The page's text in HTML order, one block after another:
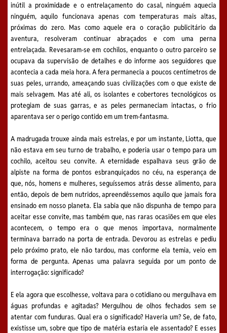
inútil a proximidade e o entrelaçamento do casal, ninguém aquecia
ninguém, aquilo funcionava apenas com temperaturas mais altas,
próximas do zero. Mas como aquele era o coração publicitário da
aventura, resolveram continuar abraçados e com uma perna
entrelaçada. Revesaram-se em cochilos, enquanto o outro parceiro se
ocupava da supervisão de detalhes e do informe aos seguidores que
acontecia a cada meia hora. A fera permanecia a poucos centímetros de
suas peles, urrando, ameaçando suas civilizações com o que existe de
mais selvagem. Mas até ali, os isolantes e cobertores tecnológicos os
protegiam de suas garras, e as peles permaneciam intactas, o frio
aparentava ser o perigo contido em um trem-fantasma.
A madrugada trouxe ainda mais estrelas, e por um instante, Liotta, que
não estava em seu turno de trabalho, e poderia usar o tempo para um
cochilo, aceitou seu convite. A eternidade espalhava seus grão de
alpiste na forma de pontos esbranquiçados no céu, na esperança de
que, nós, homens e mulheres, seguíssemos atrás desse alimento, para
então, depois de bem nutridos, apreendêssemos aquilo que jamais fora
ensinado em nosso planeta. Ela sabia que não dispunha de tempo para
aceitar esse convite, mas também que, nas raras ocasiões em que eles
acontecem, o tempo era o que menos importava, normalmente
terminava barrado na porta de entrada. Devorou as estrelas e pediu
pelo próximo prato, ele não tardou, mas conforme ela temia, veio em
forma de pergunta. Apenas uma palavra seguida por um ponto de
interrogação: significado?
E ela agora que escolhesse, voltava para o cotidiano ou mergulhava em
águas profundas e agitadas? Mergulhou de olhos fechados sem se
atentar com funduras. Qual era o significado? Haveria um? Se, de fato,
existisse um, sobre que tipo de matéria estaria ele assentado? E esses